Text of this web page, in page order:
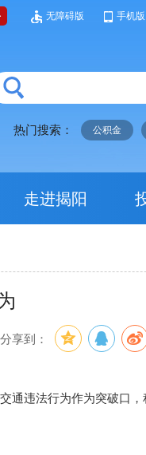
无障碍版 手机版
热门搜索： 公积金
走进揭阳
分享到：
通违法行为作为突破口